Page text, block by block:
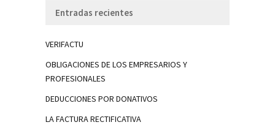
Entradas recientes
VERIFACTU
OBLIGACIONES DE LOS EMPRESARIOS Y
PROFESIONALES
DEDUCCIONES POR DONATIVOS
LA FACTURA RECTIFICATIVA